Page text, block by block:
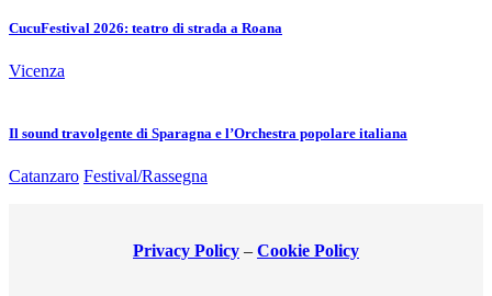
CucuFestival 2026: teatro di strada a Roana
Vicenza
Il sound travolgente di Sparagna e l’Orchestra popolare italiana
Catanzaro Festival/Rassegna
Privacy Policy – Cookie Policy